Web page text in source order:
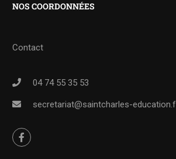
NOS COORDONNÉES
Contact
04 74 55 35 53
secretariat@saintcharles-